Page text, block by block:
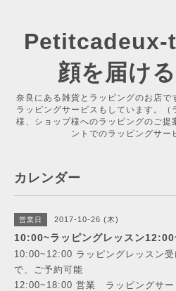
Petitcadeux-
顔を届け
奈良にある雑貨とラッピングのお店で
ラッピングサービスもしています。
様、ショップ様へのラッピングのご提
ントでのラッピングサー
カレンダー
営業日 2017-10-26 (木)
10:00~ラッピングレッスン
10:00~12:00 ラッピングレッスン
で、ご予約可能
12:00~18:00 営業 ラッピングサー